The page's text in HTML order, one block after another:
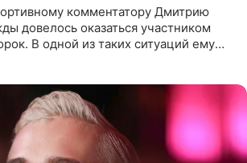
комментатору Дмитрию
довелось оказаться участником
В одной из таких ситуаций ему